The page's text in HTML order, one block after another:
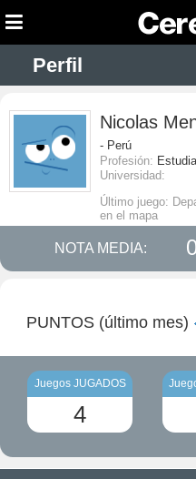
Perfil
Nicolas
- Perú
Profesión:
Universidad:
Último juego:
en el mapa
NOTA MEDIA:
PUNTOS (último mes)
Juegos JUGADOS
4